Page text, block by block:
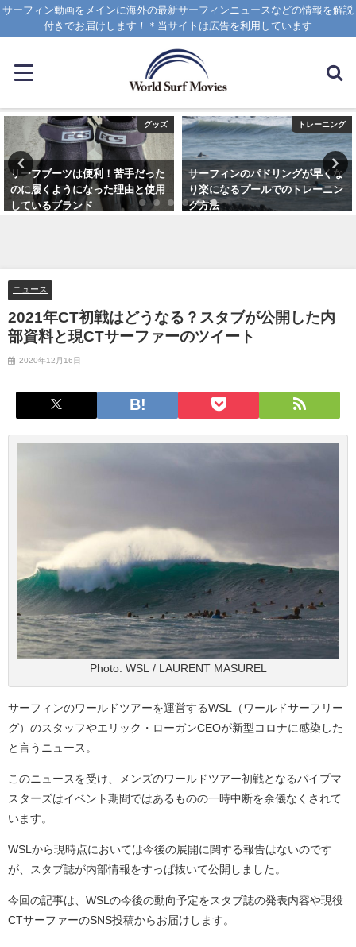
サーフィン動画をメインに海外の最新サーフィンニュースなどの情報を解説
付きでお届けします！＊当サイトは広告を利用しています
グッズ
リーフブーツは便利！苦手だった
のに履くようになった理由と使用
しているブランド
トレーニング
サーフィンのパドリングが早くな
り楽になるプールでのトレーニン
グ方法
ニュース
2021年CT初戦はどうなる？スタブが公開した内
部資料と現CTサーファーのツイート
2020年12月16日
Photo: WSL / LAURENT MASUREL
サーフィンのワールドツアーを運営するWSL（ワールドサーフリー
グ）のスタッフやエリック・ローガンCEOが新型コロナに感染した
と言うニュース。
このニュースを受け、メンズのワールドツアー初戦となるパイプマ
スターズはイベント期間ではあるものの一時中断を余儀なくされて
います。
WSLから現時点においては今後の展開に関する報告はないのです
が、スタブ誌が内部情報をすっぱ抜いて公開しました。
今回の記事は、WSLの今後の動向予定をスタブ誌の発表内容や現役
CTサーファーのSNS投稿からお届けします。